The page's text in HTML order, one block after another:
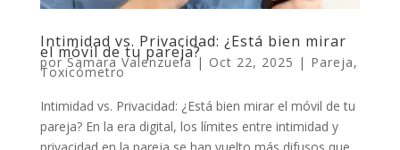
Intimidad vs. Privacidad: ¿Está bien mirar
el móvil de tu pareja?
porSamara Valenzuela| Oct 22, 2025 | Pareja,
Toxicómetro
Intimidad vs. Privacidad: ¿Está bien mirar el móvil de tu
pareja? En la era digital, los límites entre intimidad y